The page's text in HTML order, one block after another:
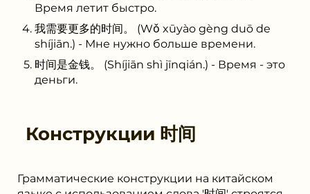
Время летит быстро.
我需要更多的时间。 (Wǒ xūyào gèng duō de
shíjiān.) - Мне нужно больше времени.
时间是金钱。 (Shíjiān shì jīnqián.) - Время - это
деньги.
Конструкции 时间
Грамматические конструкции на китайском